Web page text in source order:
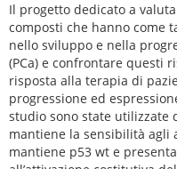
Il progetto dedicato a
composti che hanno come
nello sviluppo e nella
(PCa) e confrontare questi
risposta alla terapia di
progressione ed
studio sono state utilizzate
mantiene la sensibilità agli
mantiene p53 wt e